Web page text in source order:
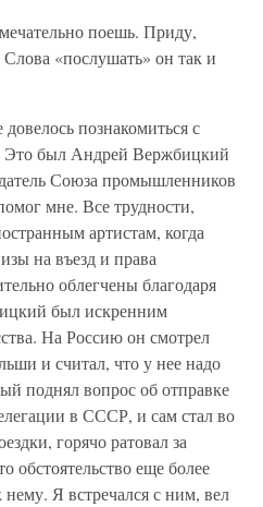
поешь. Приду,
«послушать» он так и
познакомиться с
был Андрей Вержбицкий
Союза промышленников
мне. Все трудности,
артистам, когда
на въезд и права
облегчены благодаря
был искренним
На Россию он смотрел
и считал, что у нее надо
поднял вопрос об отправке
в СССР, и сам стал во
горячо ратовал за
обстоятельство еще более
Я встречался с ним, вел